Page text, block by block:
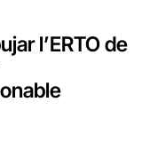
l’ERTO de